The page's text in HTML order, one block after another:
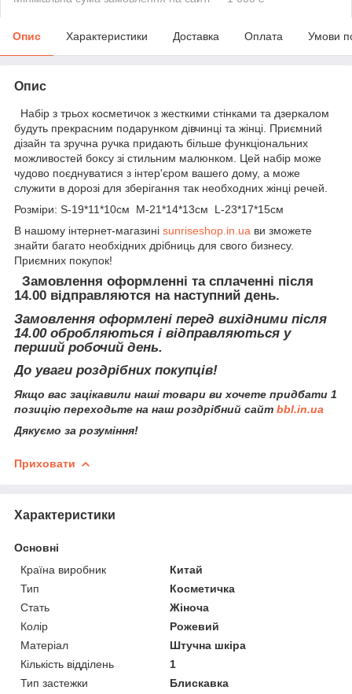
Опис Характеристики Доставка Оплата Умови
Опис
Набір з трьох косметичок з жесткими стінками та дзеркалом
будуть прекрасним подарунком дівчинці та жінці. Приємний
дізайн та зручна ручка придають більше функціональних
можливостей боксу зі стильним малюнком. Цей набір може
чудово поєднуватися з інтер'єром вашего дому, а може
служити в дорозі для зберігання так необходних жінці речей.
Розміри: S-19*11*10см M-21*14*13см L-23*17*15см
В нашому інтернет-магазині sunriseshop.in.ua ви зможете
знайти багато необхідних дрібниць для свого бизнесу.
Приємних покупок!
Замовлення оформленні та сплаченні після
14.00 відправляются на наступний день.
Замовлення оформлені перед вихідними після
14.00 обробляються і відправляються у
перший робочий день.
До уваги роздрібних покупців!
Якщо вас зацікавили наші товари ви хочете придбати 1
позицію переходьте на наш роздрібний сайт bbl.in.ua
Дякуємо за розуміння!
Приховати
Характеристики
Основні
Країна виробник
Китай
Тип
Косметичка
Стать
Жіноча
Колір
Рожевий
Матеріал
Штучна шкіра
Кількість відділень
1
Тип застежки
Блискавка